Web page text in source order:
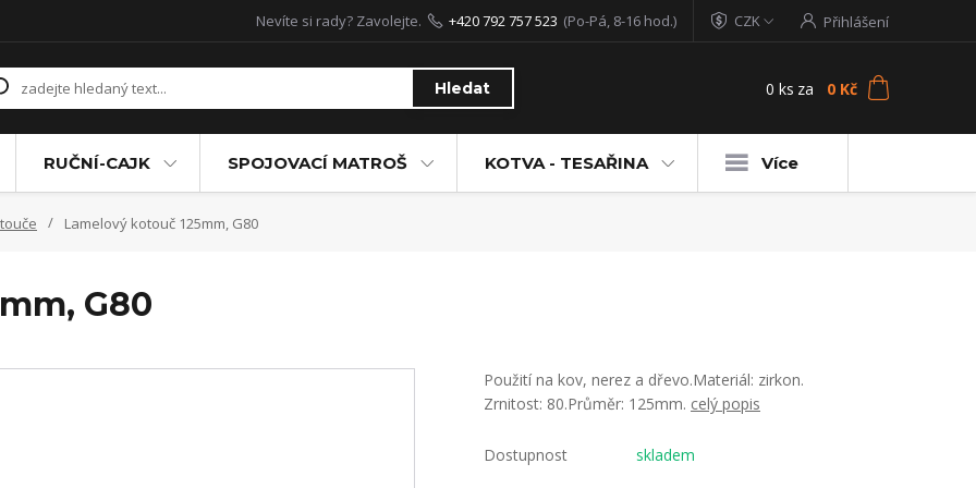
CZK Přihlášení
Hledat
Nevíte si rady? Zavolejte. +420 792 757 523 (Po-Pá, 8-16 hod.)
0 ks za 0 Kč
RUČNÍ-CAJK SPOJOVACÍ MATROŠ KOTVA - TESAŘINA Více
Lamelový kotouč 125mm, G80
G80
Použití na kov, nerez a dřevo.Materiál: zirkon.
Zrnitost: 80.Průměr: 125mm. celý popis
Dostupnost skladem